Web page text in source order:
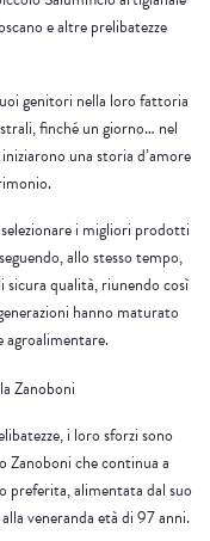
e altre prelibatezze
genitori nella loro fattoria
finché un giorno… nel
una storia d’amore
i migliori prodotti
allo stesso tempo,
sicura qualità, riunendo così
hanno maturato
agroalimentare.
i loro sforzi sono
che continua a
preferita, alimentata dal suo
veneranda età di 97 anni.